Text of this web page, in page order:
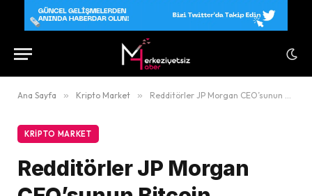
Ana Sayfa » Kripto Market » Redditörler JP Morgan CEO’sunun Bitcoin Şüphesine Ve Satoshi Spekülasyonlarına Tepki Verdi
KRIPTO MARKET
Redditörler JP Morgan